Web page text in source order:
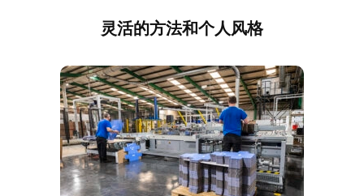
灵活的方法和个人风格